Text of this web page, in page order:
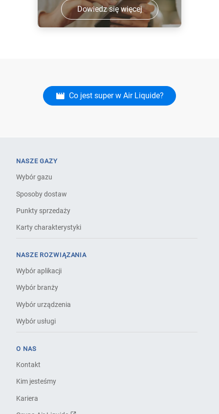
Dowiedz się więcej
Co jest super w Air Liquide?
NASZE GAZY
Wybór gazu
Sposoby dostaw
Punkty sprzedaży
Karty charakterystyki
NASZE ROZWIĄZANIA
Wybór aplikacji
Wybór branży
Wybór urządzenia
Wybór usługi
O NAS
Kontakt
Kim jesteśmy
Kariera